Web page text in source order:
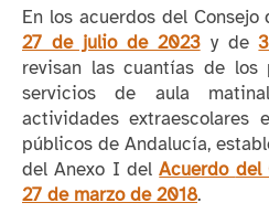
En los acuerdos del Consejo
27 de julio de 2023y de
revisan las cuantías de
servicios de aula
actividades extraescolares
públicos de Andalucía,
del Anexo I delAcuerdo del
27 de marzo de 2018.